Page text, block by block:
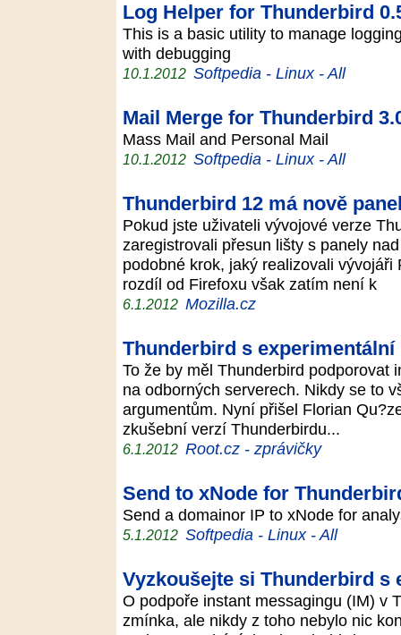
Log Helper for Thunderbird
This is a basic utility to manage
with debugging
10.1.2012 Softpedia - Linux - All
Mail Merge for Thunderbird
Mass Mail and Personal Mail
10.1.2012 Softpedia - Linux - All
Thunderbird 12 má nově
Pokud jste uživateli vývojové verze
zaregistrovali přesun lišty s panely
podobné krok, jaký realizovali
rozdíl od Firefoxu však zatím není k
6.1.2012 Mozilla.cz
Thunderbird s experimentální
To že by měl Thunderbird podporovat
na odborných serverech. Nikdy se to
argumentům. Nyní přišel Florian
zkušební verzí Thunderbirdu...
6.1.2012 Root.cz - zprávičky
Send to xNode for
Send a domainor IP to xNode for
5.1.2012 Softpedia - Linux - All
Vyzkoušejte si Thunderbird s
O podpoře instant messagingu (IM) v
zmínka, ale nikdy z toho nebylo nic